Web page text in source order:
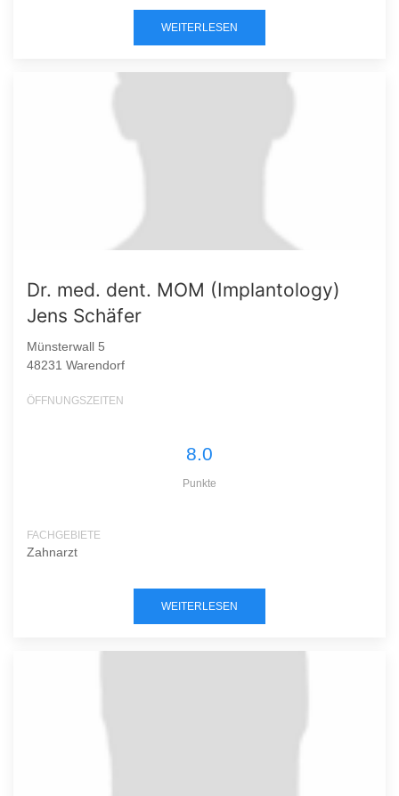
WEITERLESEN
Dr. med. dent. MOM (Implantology)
Jens Schäfer
Münsterwall 5
48231 Warendorf
ÖFFNUNGSZEITEN
8.0
Punkte
FACHGEBIETE
Zahnarzt
WEITERLESEN